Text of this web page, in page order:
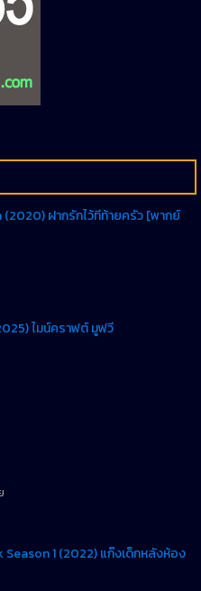
ฝากรักไว้ที่ท้ายครัว [พากย์
ไมน์คราฟต์ มูฟวี่
1 (2022) แก๊งเด็กหลังห้อง